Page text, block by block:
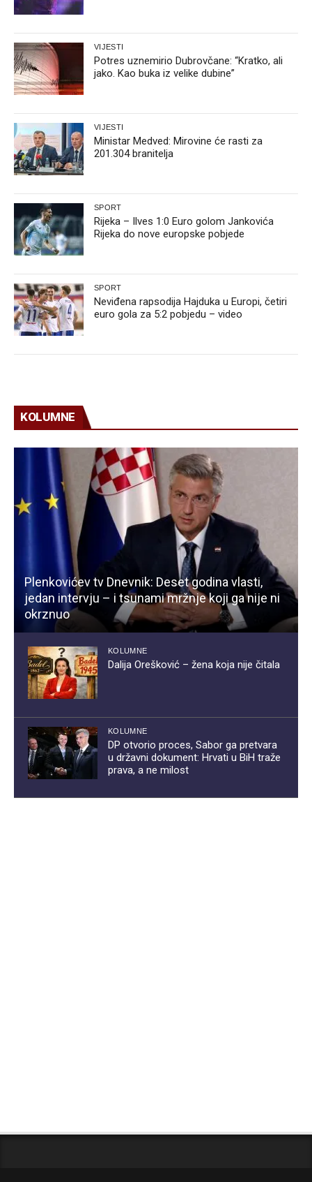
VIJESTI
Potres uznemirio Dubrovčane: “Kratko, ali
jako. Kao buka iz velike dubine”
VIJESTI
Ministar Medved: Mirovine će rasti za
201.304 branitelja
SPORT
Rijeka – Ilves 1:0 Euro golom Jankovića
Rijeka do nove europske pobjede
SPORT
Neviđena rapsodija Hajduka u Europi, četiri
euro gola za 5:2 pobjedu – video
KOLUMNE
Plenkovićev tv Dnevnik: Deset godina vlasti,
jedan intervju – i tsunami mržnje koji ga nije ni
okrznuo
KOLUMNE
Dalija Orešković – žena koja nije čitala
KOLUMNE
DP otvorio proces, Sabor ga pretvara
u državni dokument: Hrvati u BiH traže
prava, a ne milost